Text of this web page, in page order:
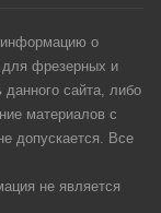
информацию о
для фрезерных и
данного сайта, либо
материалов с
допускается. Все
не является